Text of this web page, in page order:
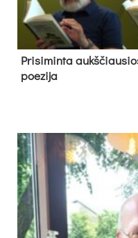
Pri­si­min­ta
poe­zi­ja